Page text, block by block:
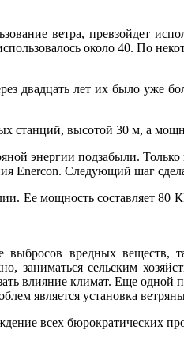
ветра, превзойдет
около 40. По
двадцать лет их было уже
станций, высотой 30 м, а
энергии подзабыли.
Enercon. Следующий шаг
Ее мощность составляет
выбросов вредных
заниматься сельским
влияние климат. Еще
является установка
всех бюрократических